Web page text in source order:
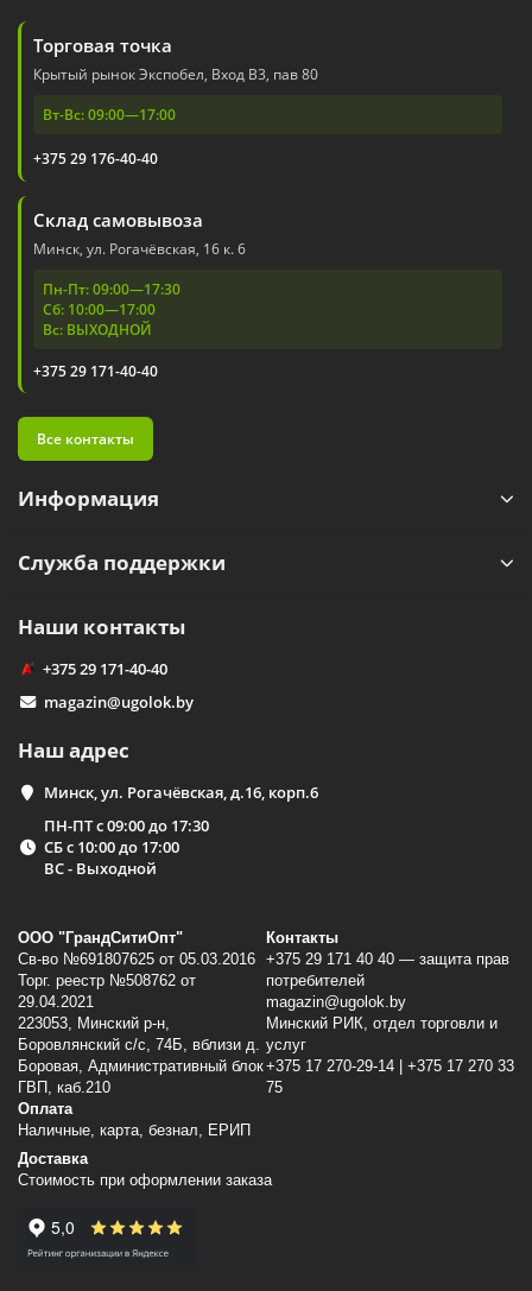
Торговая точка
Крытый рынок Экспобел, Вход В3, пав 80
Вт-Вс: 09:00—17:00
+375 29 176-40-40
Склад самовывоза
Минск, ул. Рогачёвская, 16 к. 6
Пн-Пт: 09:00—17:30
Сб: 10:00—17:00
Вс: ВЫХОДНОЙ
+375 29 171-40-40
Все контакты
Информация
Служба поддержки
Наши контакты
+375 29 171-40-40
magazin@ugolok.by
Наш адрес
Минск, ул. Рогачёвская, д.16, корп.6
ПН-ПТ с 09:00 до 17:30
СБ с 10:00 до 17:00
ВС - Выходной
ООО "ГрандСитиОпт"
Св-во №691807625 от 05.03.2016
Торг. реестр №508762 от
29.04.2021
223053, Минский p-н,
Боровлянский с/с, 74Б, вблизи д.
Боровая, Административный блок
ГВП, каб.210
Контакты
+375 29 171 40 40 — защита прав
потребителей
magazin@ugolok.by
Минский РИК, отдел торговли и
услуг
+375 17 270-29-14 | +375 17 270 33
75
Оплата
Наличные, карта, безнал, ЕРИП
Доставка
Стоимость при оформлении заказа